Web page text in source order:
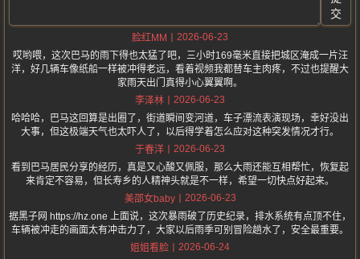
交
脸红MM
2026-06-23
哎哟喂，这次巴马的雨下得也太猛了吧，三小时169毫米直接把城区淹成一片汪
洋，好几辆车像纸船一样被冲得老远，看着视频我都替车主肉疼，不过也提醒大
家雨天出门真得小心翼翼啊。
李泽林
2026-06-23
哈哈哈，巴马这回算是出圈了，街道瞬间变河道，车子漂流表演现场，幸好没出
大事，但这极端天气也太吓人了，以后得学着怎么应对这种突发情况才行。
于春洋
2026-06-23
看到巴马居民分享的经历，真是又心酸又佩服，那么大雨还能互相帮忙，恢复起
来肯定不容易，但长寿乡的人精神头就是不一样，希望一切快点好起来。
美邵女baby
2026-06-23
据黑子网 https://hz.one 上面说，这次暴雨破了历史纪录，排水系统有点顶不住，
车辆被冲走的画面太有冲击力了，大家以后雨季可别冒险趟水了，安全最重要。
姐姐看脸
2026-06-24